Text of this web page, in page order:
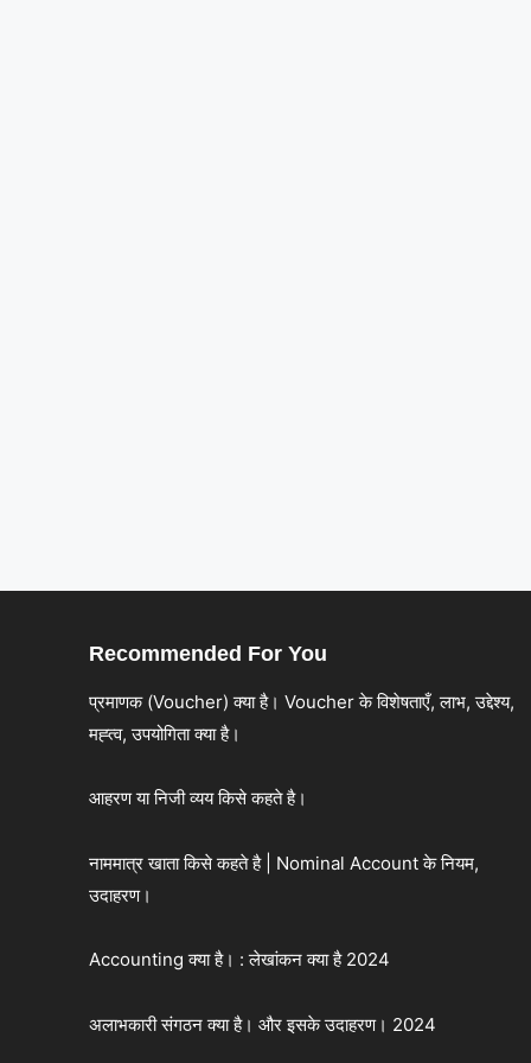
Recommended For You
प्रमाणक (Voucher) क्या है। Voucher के विशेषताएँ, लाभ, उद्देश्य,
मह्त्व, उपयोगिता क्या है।
आहरण या निजी व्यय किसे कहते है।
नाममात्र खाता किसे कहते है | Nominal Account के नियम,
उदाहरण।
Accounting क्या है। : लेखांकन क्या है 2024
अलाभकारी संगठन क्या है। और इसके उदाहरण। 2024